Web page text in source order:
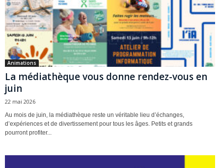
Animations
La médiathèque vous donne rendez-vous en
juin
22 mai 2026
Au mois de juin, la médiathèque reste un véritable lieu d’échanges,
d’expériences et de divertissement pour tous les âges. Petits et grands
pourront profiter...